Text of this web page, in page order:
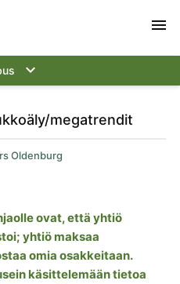
menu
keyboard_arrow_down
megatrendit
Oldenburg
ovat, että yhtiö
yhtiö maksaa
omia osakkeitaan.
käsittelemään tietoa